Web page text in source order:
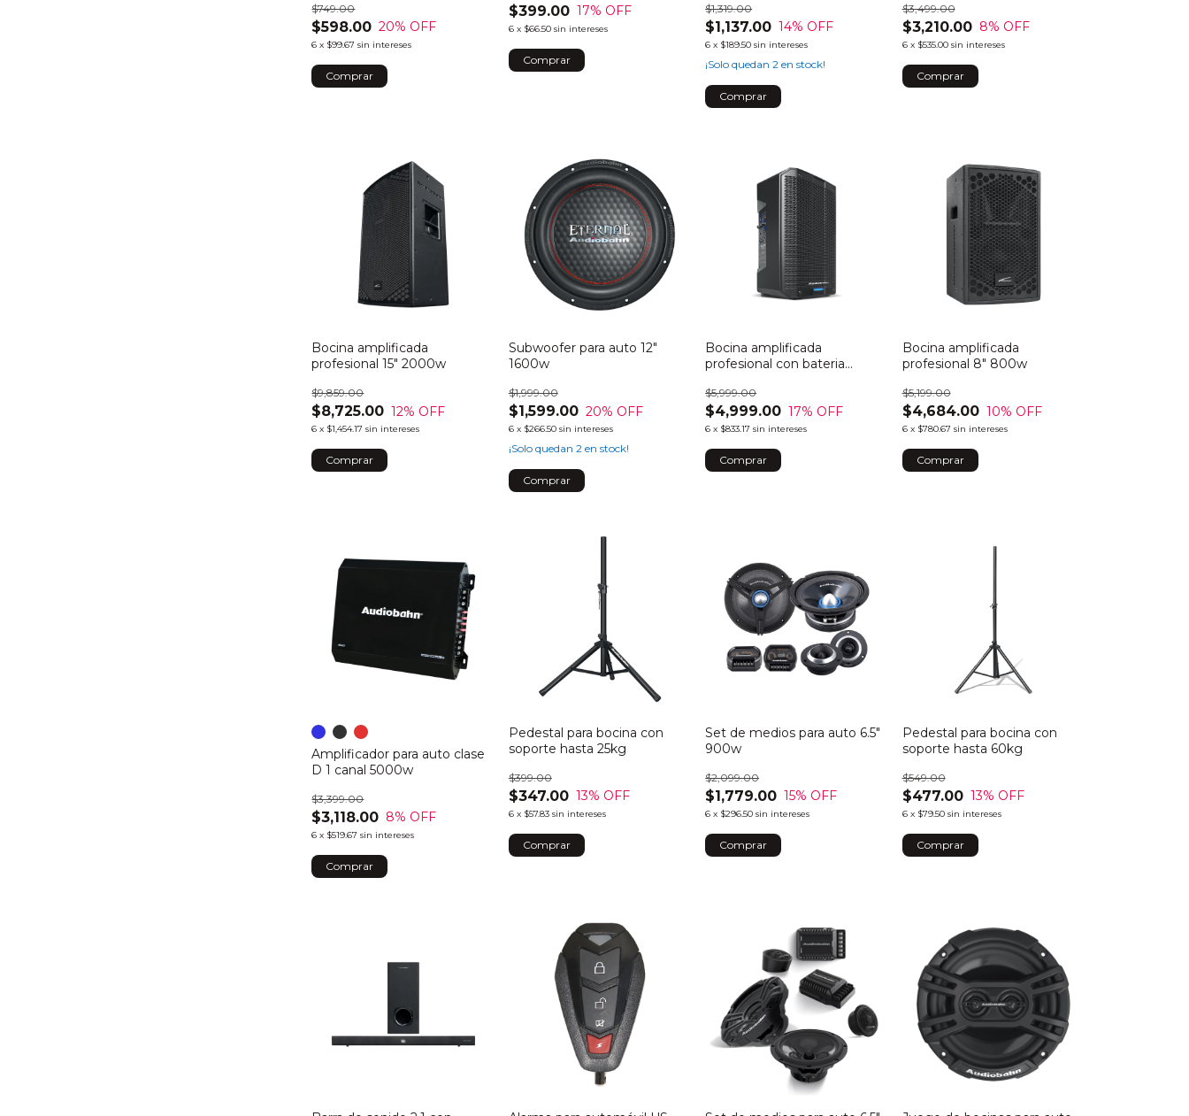
$598.00
$749.00
20% OFF
6 x $99.67 sin intereses
$399.00 17% OFF
6 x $66.50 sin intereses $1,137.00
$1,319.00
14% OFF
6 x $189.50 sin intereses
¡Solo quedan2 en stock!
$3,210.00
$3,499.00
8% OFF
6 x $535.00 sin intereses
Bocina amplificada
profesional 15" 2000w
$8,725.00
$9,859.00
12% OFF
6 x $1,454.17 sin intereses
Subwoofer para auto 12"
1600w
$1,599.00
$1,999.00
20% OFF
6 x $266.50 sin intereses
¡Solo quedan 2en stock!
Bocina amplificada
profesional con bateria
$4,999.00
$5,999.00
17% OFF
6 x $833.17 sin intereses
Bocina amplificada
profesional 8" 800w
$4,684.00
$5,199.00
10% OFF
6 x $780.67 sin intereses
Amplificador para auto clase
D 1 canal 5000w
$3,118.00
$3,399.00
8% OFF
6 x $519.67 sin intereses
Comprar
Pedestal para bocina con
soporte hasta 25kg
$347.00
$399.00
13% OFF
6 x $57.83 sin intereses
Set de medios para auto 6.5"
900w
$1,779.00
$2,099.00
15% OFF
6 x $296.50 sin intereses
Pedestal para bocina con
soporte hasta 60kg
$477.00
$549.00
13% OFF
6 x $79.50 sin intereses